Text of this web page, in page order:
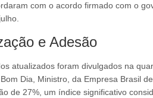
com o acordo firmado com o
e Adesão
atualizados foram divulgados na
Dia, Ministro, da Empresa Brasil
de 27%, um índice significativo